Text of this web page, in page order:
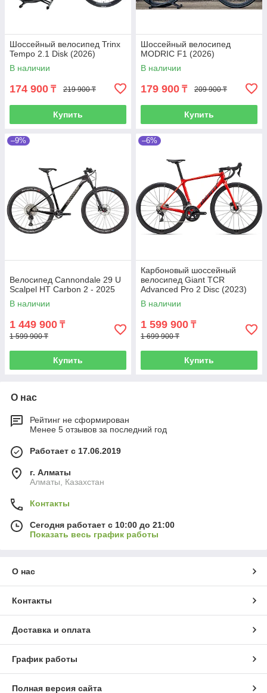
Шоссейный велосипед Trinx
Tempo 2.1 Disk (2026)
В наличии
174 900 ₸ 219 900 ₸
Купить
Шоссейный велосипед
MODRIC F1 (2026)
В наличии
179 900 ₸ 209 900 ₸
Купить
–9%
Велосипед Cannondale 29 U
Scalpel HT Carbon 2 - 2025
В наличии
1 449 900 ₸
1 599 900 ₸
Купить
–6%
Карбоновый шоссейный
велосипед Giant TCR
Advanced Pro 2 Disc (2023)
В наличии
1 599 900 ₸
1 699 900 ₸
Купить
О нас
Рейтинг не сформирован
Менее 5 отзывов за последний год
Работает с 17.06.2019
г. Алматы
Алматы, Казахстан
Контакты
Сегодня работает с 10:00 до 21:00
Показать весь график работы
О нас
Контакты
Доставка и оплата
График работы
Полная версия сайта